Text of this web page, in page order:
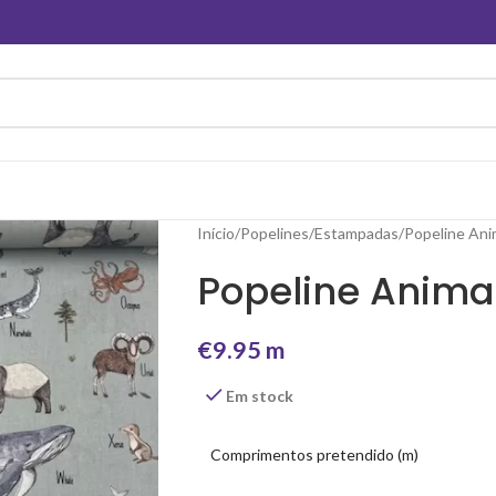
Início Popelines Estampadas Popeline
Popeline
€9.95 m
Em stock
Comprimentos pretendido (m)